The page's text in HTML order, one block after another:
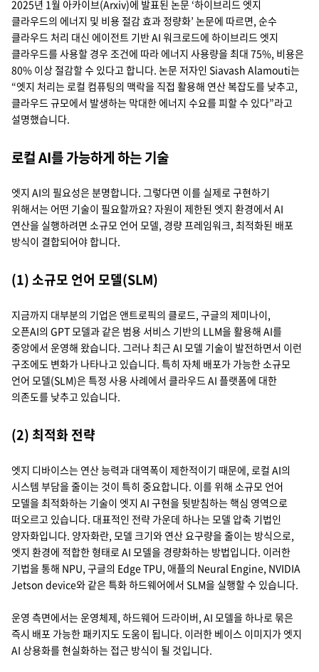
2025년 1월 아카이브(Arxiv)에 발표된 논문 ‘하이브리드 엣지
클라우드의 에너지 및 비용 절감 효과 정량화’ 논문에 따르면, 순수
클라우드 처리 대신 에이전트 기반 AI 워크로드에 하이브리드 엣지
클라우드를 사용할 경우 조건에 따라 에너지 사용량을 최대 75%, 비용은
80% 이상 절감할 수 있다고 합니다. 논문 저자인 Siavash Alamouti는
“엣지 처리는 로컬 컴퓨팅의 맥락을 직접 활용해 연산 복잡도를 낮추고,
클라우드 규모에서 발생하는 막대한 에너지 수요를 피할 수 있다”라고
설명했습니다.
로컬 AI를 가능하게 하는 기술
엣지 AI의 필요성은 분명합니다. 그렇다면 이를 실제로 구현하기
위해서는 어떤 기술이 필요할까요? 자원이 제한된 엣지 환경에서 AI
연산을 실행하려면 소규모 언어 모델, 경량 프레임워크, 최적화된 배포
방식이 결합되어야 합니다.
(1) 소규모 언어 모델(SLM)
지금까지 대부분의 기업은 앤트로픽의 클로드, 구글의 제미나이,
오픈AI의 GPT 모델과 같은 범용 서비스 기반의 LLM을 활용해 AI를
중앙에서 운영해 왔습니다. 그러나 최근 AI 모델 기술이 발전하면서 이런
구조에도 변화가 나타나고 있습니다. 특히 자체 배포가 가능한 소규모
언어 모델(SLM)은 특정 사용 사례에서 클라우드 AI 플랫폼에 대한
의존도를 낮추고 있습니다.
(2) 최적화 전략
엣지 디바이스는 연산 능력과 대역폭이 제한적이기 때문에, 로컬 AI의
시스템 부담을 줄이는 것이 특히 중요합니다. 이를 위해 소규모 언어
모델을 최적화하는 기술이 엣지 AI 구현을 뒷받침하는 핵심 영역으로
떠오르고 있습니다. 대표적인 전략 가운데 하나는 모델 압축 기법인
양자화입니다. 양자화란, 모델 크기와 연산 요구량을 줄이는 방식으로,
엣지 환경에 적합한 형태로 AI 모델을 경량화하는 방법입니다. 이러한
기법을 통해 NPU, 구글의 Edge TPU, 애플의 Neural Engine, NVIDIA
Jetson device와 같은 특화 하드웨어에서 SLM을 실행할 수 있습니다.
운영 측면에서는 운영체제, 하드웨어 드라이버, AI 모델을 하나로 묶은
즉시 배포 가능한 패키지도 도움이 됩니다. 이러한 베이스 이미지가 엣지
AI 상용화를 현실화하는 접근 방식이 될 것입니다.